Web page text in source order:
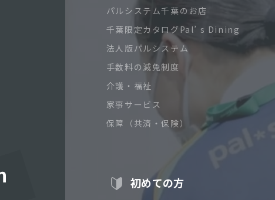
パルシステム千葉のお店
千葉限定カタログPal’ s Dining
法人版パルシステム
手数料の減免制度
介護・福祉
家事サービス
保障（共済・保険）
初めての方